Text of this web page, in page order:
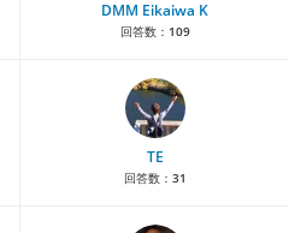
DMM Eikaiwa K
回答数： 109
TE
回答数： 31